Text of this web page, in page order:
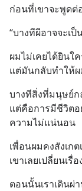
ก่อนที่เขาจะพูดต่
“บางทีผีอาจจะเ
ผมไม่เคยได้ยิน
แต่มันกลับทำให้
บางทีสิ่งที่มนุษย์
แต่คือการมีชีวิต
ความไม่แน่นอน
เพื่อนผมคงสังเก
เขาเลยเปลี่ยนเรื่
ตอนนั้นเราเดินผ่